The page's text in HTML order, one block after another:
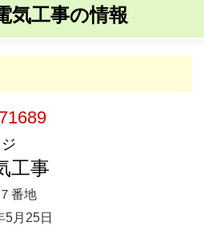
気工事の情報
工事
番地
5月25日